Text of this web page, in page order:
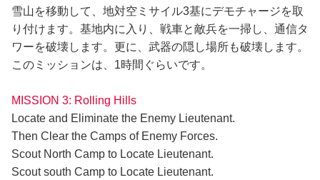
雪山を移動して、地対空ミサイル3基にデモチャージを取
り付けます。基地内に入り、戦車と敵兵を一掃し、通信タ
ワーを破壊します。更に、武器の隠し場所も破壊します。
このミッションは、1時間ぐらいです。
MISSION 3: Rolling Hills
Locate and Eliminate the Enemy Lieutenant.
Then Clear the Camps of Enemy Forces.
Scout North Camp to Locate Lieutenant.
Scout south Camp to Locate Lieutenant.